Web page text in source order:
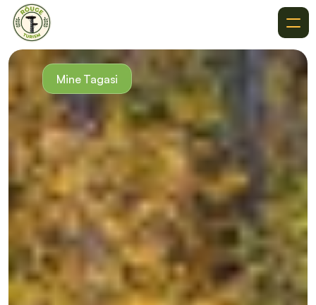
Meist
Soovitused
Sihtkohad
Sündmused
Kuhu Minna
Kontakt
Mine Tagasi